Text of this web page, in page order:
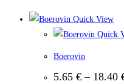
Quick View
Quick
Boerovin
5.65 € – 18.40